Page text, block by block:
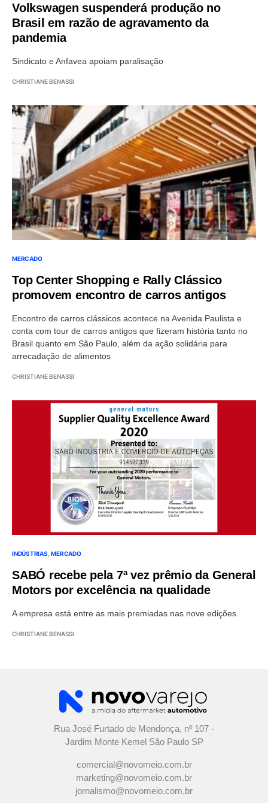
Volkswagen suspenderá produção no
Brasil em razão de agravamento da
pandemia
Sindicato e Anfavea apoiam paralisação
CHRISTIANE BENASSI
MERCADO
Top Center Shopping e Rally Clássico
promovem encontro de carros antigos
Encontro de carros clássicos acontece na Avenida Paulista e
conta com tour de carros antigos que fizeram história tanto no
Brasil quanto em São Paulo, além da ação solidária para
arrecadação de alimentos
CHRISTIANE BENASSI
INDÚSTRIAS MERCADO
SABÓ recebe pela 7ª vez prêmio da General
Motors por excelência na qualidade
A empresa está entre as mais premiadas nas nove edições.
CHRISTIANE BENASSI
Rua José Furtado de Mendonça, nº 107 -
Jardim Monte Kemel São Paulo SP
comercial@novomeio.com.br
marketing@novomeio.com.br
jornalismo@novomeio.com.br